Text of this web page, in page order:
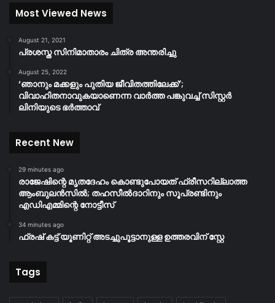
Most Viewed News
August 21, 2021
പ്രശസ്ത സിനിമാതാരം ചിത്ര അന്തരിച്ചു
August 25, 2022
‘ഞാനും മക്കളും പുതിയ ജീവിതത്തിലേക്ക്’;
വിവാഹിതനാവുകയാണെന്ന വാർത്ത പങ്കുവച്ച് സിസ്റ്റർ
ലിനിയുടെ ഭർത്താവ്
Recent New
29 minutes ago
രാജേഷിന്റെ മൃതദേഹം കൊണ്ടുപോയത് ഫ്രീസറില്ലാത്ത
ആംബുലൻസിൽ; തഹസീൽദാറിനും സൂപ്രണ്ടിനും
എഡിഎമ്മിന്റെ നോട്ടീസ്
34 minutes ago
ഫ്രഷ് കട്ട് യൂണിറ്റ് അടച്ചുപൂട്ടാനുള്ള ഉത്തരവിന് സ്റ്റേ
Tags